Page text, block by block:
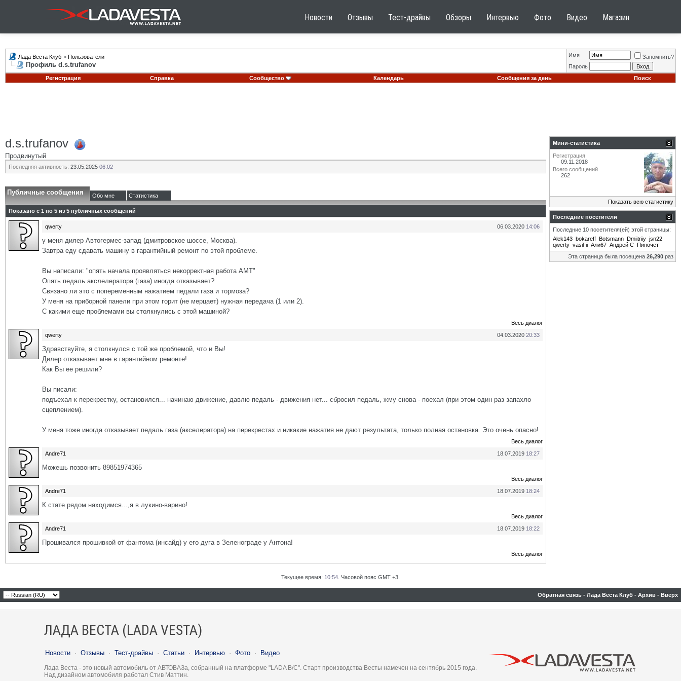
Новости Отзывы Тест-драйвы Обзоры Интервью Фото Видео Магазин
Лада Веста Клуб > Пользователи
Профиль d.s.trufanov
Имя
Запомнить?
Пароль
Регистрация
Справка Сообщество Календарь Сообщения за день Поиск
d.s.trufanov
Продвинутый
Последняя активность: 23.05.2025 06:02
Публичные сообщения Обо мне Статистика
Показано с 1 по 5 из 5 публичных сообщений
06.03.2020 14:06
qwerty
у меня дилер Автогермес-запад (дмитровское шоссе, Москва).
Завтра еду сдавать машину в гарантийный ремонт по этой проблеме.
Вы написали: "опять начала проявляться некорректная работа АМТ"
Опять педаль акслелератора (газа) иногда отказывает?
Связано ли это с попеременным нажатием педали газа и тормоза?
У меня на приборной панели при этом горит (не мерцает) нужная передача (1 или 2).
С какими еще проблемами вы столкнулись с этой машиной?
Весь диалог
04.03.2020 20:33
qwerty
Здравствуйте, я столкнулся с той же проблемой, что и Вы!
Дилер отказывает мне в гарантийном ремонте!
Как Вы ее решили?
Вы писали:
подъехал к перекрестку, остановился... начинаю движение, давлю педаль - движения нет... сбросил педаль, жму снова - поехал (при этом один раз запахло
сцеплением).
У меня тоже иногда отказывает педаль газа (акселератора) на перекрестах и никакие нажатия не дают результата, только полная остановка. Это очень опасно!
Весь диалог
18.07.2019 18:27
Andre71
Можешь позвонить 89851974365
Весь диалог
18.07.2019 18:24
Andre71
К стате рядом находимся...,я в лукино-варино!
Весь диалог
18.07.2019 18:22
Andre71
Прошивался прошивкой от фантома (инсайд) у его дуга в Зеленограде у Антона!
Весь диалог
Мини-статистика
Регистрация
09.11.2018
Всего сообщений
262
Показать всю статистику
Последние посетители
Последние 10 посетителя(ей) этой страницы:
Alek143 bokareff Botsmann Dmiitriiy jsn22
qwerty vasil-ii Али67 Андрей С Пиночет
Эта страница была посещена 26,290 раз
Текущее время: 10:54 . Часовой пояс GMT +3.
Обратная связь - Лада Веста Клуб - Архив - Вверх
ЛАДА ВЕСТА (LADA VESTA)
Новости · Отзывы · Тест-драйвы · Статьи · Интервью · Фото · Видео
Лада Веста - это новый автомобиль от АВТОВАЗа, собранный на платформе "LADA B/C". Старт производства Весты намечен на сентябрь 2015 года.
Над дизайном автомобиля работал Стив Маттин.